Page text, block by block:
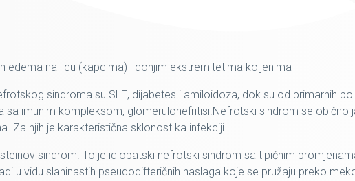
na licu (kapcima) i donjim ekstremitetima koljenima
sindroma su SLE, dijabetes i amiloidoza, dok su od primarnih
sa imunim kompleksom, glomerulonefritisi.Nefrotski sindrom se obično
Za njih je karakteristična sklonost ka infekciji.
sindrom. To je idiopatski nefrotski sindrom sa tipičnim
u vidu slaninastih pseudodifteričnih naslaga koje se pružaju preko